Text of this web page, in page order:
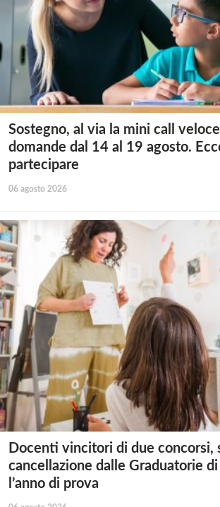
Sostegno, al via la mini call
domande dal 14 al 19 agosto.
partecipare
06 agosto 2026
Docenti vincitori di due concorsi,
cancellazione dalle Graduatorie
l’anno di prova